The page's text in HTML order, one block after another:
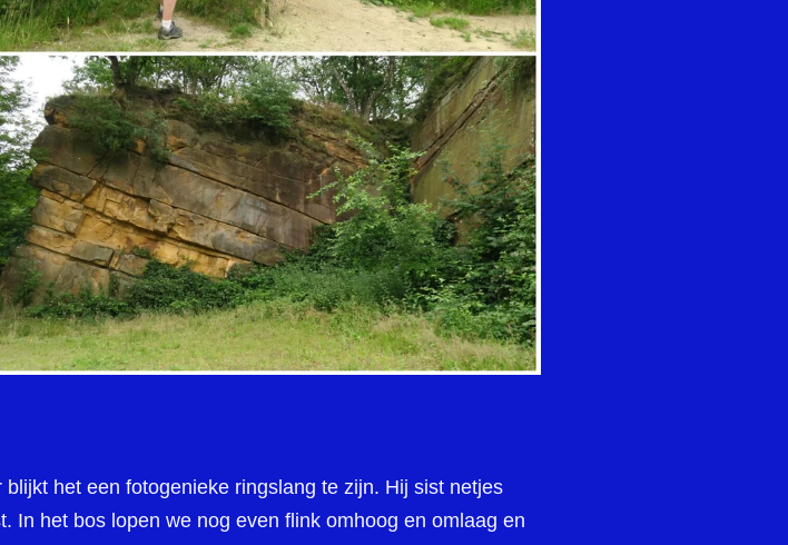
het een fotogenieke ringslang te zijn. Hij sist netjes
In het bos lopen we nog even flink omhoog en omlaag en